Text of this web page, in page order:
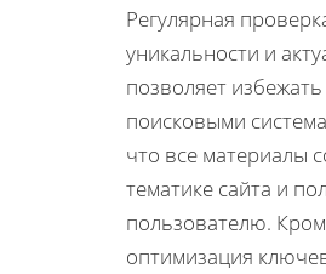
Регулярная
уникальности и
позволяет
поисковыми
что все материалы
тематике сайта и
пользователю.
оптимизация